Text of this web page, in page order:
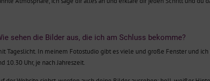
sehen die Bilder aus, die ich am Schluss bekomme?
Tageslicht. In meinem Fotostudio gibt es viele und große Fenster und
10.30 Uhr, je nach Jahreszeit.